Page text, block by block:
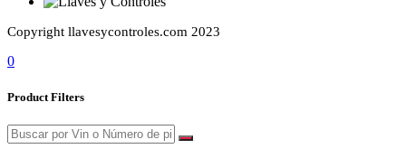
Copyright llavesycontroles.com 2023
0
Product Filters